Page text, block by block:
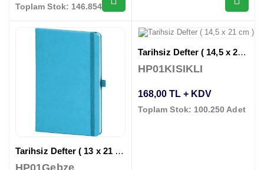
Toplam Stok: 146.854 Adet
Tarihsiz Defter ( 13 x 21 cm )
Tarihsiz Defter ( 14,5 x 21 cm )
HP01KISIKLI
168,00 TL + KDV
Toplam Stok: 100.250 Adet